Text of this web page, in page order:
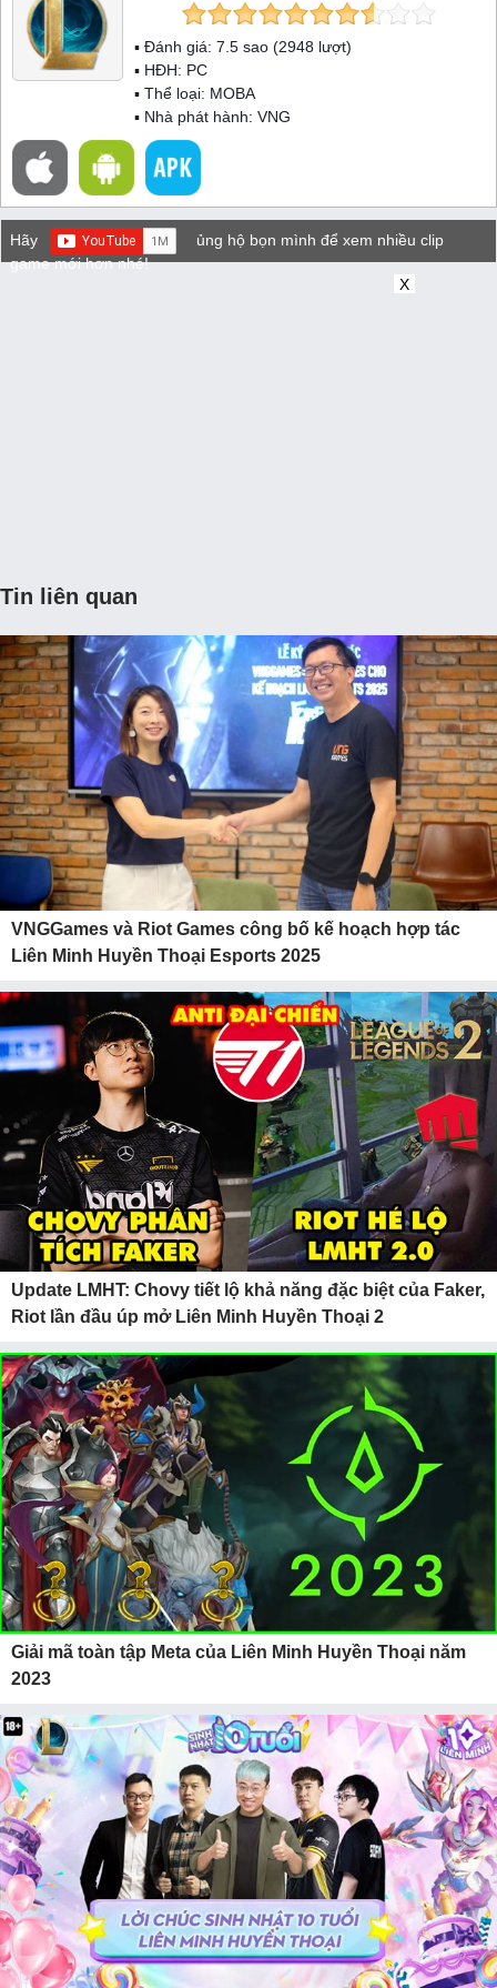
▪ Đánh giá: 7.5 sao (2948 lượt)
▪ HĐH: PC
▪ Thể loại: MOBA
▪ Nhà phát hành: VNG
Hãy
ủng hộ bọn mình để xem nhiều clip
game mới hơn nhé!
X
Tin liên quan
VNGGames và Riot Games công bố kế hoạch hợp tác
Liên Minh Huyền Thoại Esports 2025
Update LMHT: Chovy tiết lộ khả năng đặc biệt của Faker,
Riot lần đầu úp mở Liên Minh Huyền Thoại 2
Giải mã toàn tập Meta của Liên Minh Huyền Thoại năm
2023